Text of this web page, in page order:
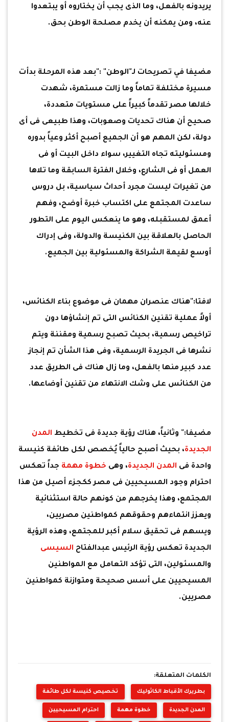
يريدونه بالفعل، وما الذى يجب أن يختاروه أو يبتعدوا
عنه، ومن يمكنه أن يخدم مصلحة الوطن بحق.
مضيفا في تصريحات لـ"الوطن" :"بعد هذه المرحلة بدأت
مسيرة مختلفة تماماً وما زالت مستمرة، شهدت
خلالها مصر تقدماً كبيراً على مستويات متعددة،
صحيح أن هناك تحديات وصعوبات، وهذا طبيعى فى أى
دولة، لكن المهم هو أن الجميع أصبح أكثر وعياً بدوره
ومسئوليته تجاه التغيير، سواء داخل البيت أو فى
العمل أو فى الشارع، وخلال الفترة السابقة وما تلاها
من تغيرات ليست مجرد أحداث سياسية، بل دروس
ساعدت المجتمع على اكتساب خبرة أوضح، وفهم
أعمق لمستقبله، وهو ما ينعكس اليوم على التطور
الحاصل بالعلاقة بين الكنيسة والدولة، وفى إدراك
أوسع لقيمة الشراكة والمسئولية بين الجميع.
لافتا:"هناك عنصران مهمان فى موضوع بناء الكنائس،
أولاً عملية تقنين الكنائس التى تم إنشاؤها دون
تراخيص رسمية، بحيث تصبح رسمية ومقننة ويتم
نشرها فى الجريدة الرسمية، وفى هذا الشأن تم إنجاز
عدد كبير منها بالفعل، وما زال هناك فى الطريق عدد
من الكنائس على وشك الانتهاء من تقنين أوضاعها.
مضيفا:" وثانياً، هناك رؤية جديدة فى تخطيط المدن
الجديدة، بحيث أصبح حالياً يُخصص لكل طائفة كنيسة
واحدة فى المدن الجديدة، وهى خطوة مهمة جداً تعكس
احترام وجود المسيحيين فى مصر ككجزء أصيل من هذا
المجتمع، وهذا يخرجهم من كونهم حالة استثنائية
ويعزز انتماءهم وحقوقهم كمواطنين مصريين،
ويسهم فى تحقيق سلام أكبر للمجتمع، وهذه الرؤية
الجديدة تعكس رؤية الرئيس عبدالفتاح السيسى
والمسئولين، التى تؤكد التعامل مع المواطنين
المسيحيين على أسس صحيحة ومتوازنة كمواطنين
مصريين.
الكلمات المتعلقة:
بطريرك الأقباط الكاثوليك تخصيص كنيسة لكل طائفة
المدن الجديدة خطوة مهمة احترام المسيحيين